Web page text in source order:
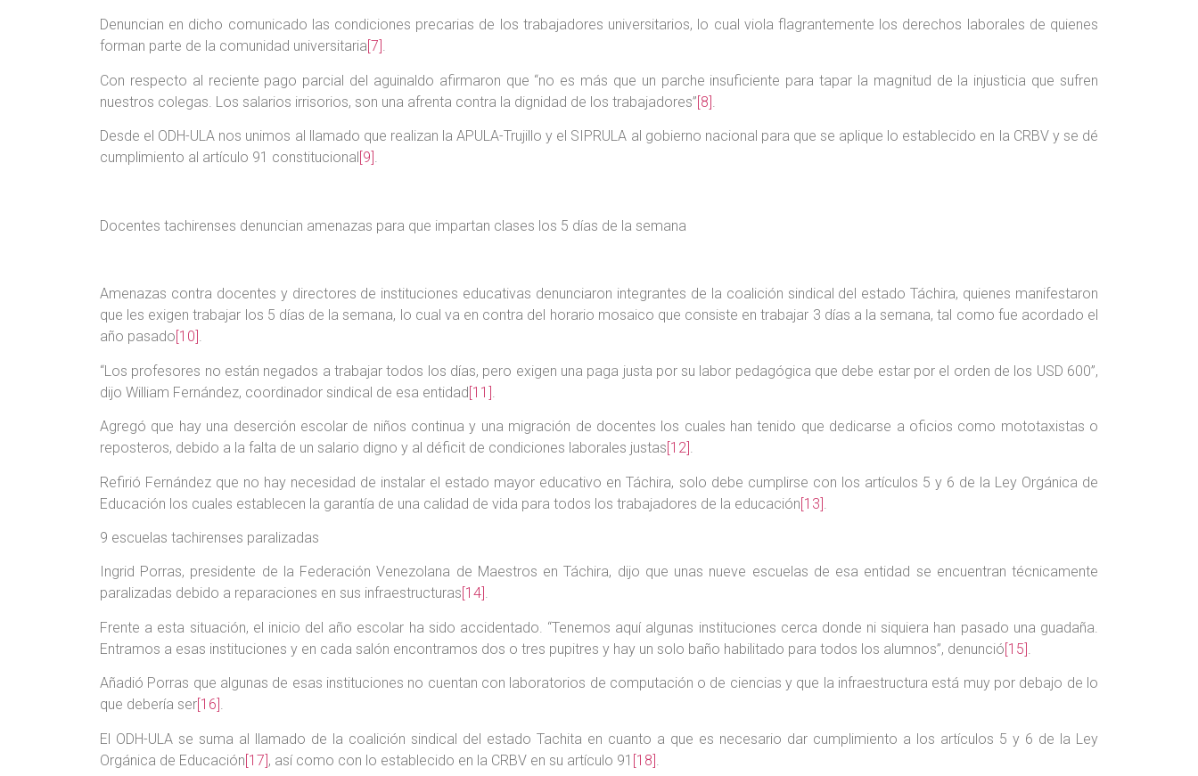
Denuncian en dicho comunicado las condiciones precarias de los trabajadores universitarios, lo cual viola flagrantemente los derechos laborales de quienes
forman parte de la comunidad universitaria[7].
Con respecto al reciente pago parcial del aguinaldo afirmaron que “no es más que un parche insuficiente para tapar la magnitud de la injusticia que sufren
nuestros colegas. Los salarios irrisorios, son una afrenta contra la dignidad de los trabajadores”[8]
Desde el ODH-ULA nos unimos al llamado que realizan la APULA-Trujillo y el SIPRULA al gobierno nacional para que se aplique lo establecido en la CRBV y se dé
cumplimiento al artículo 91 constitucional[9].
Docentes tachirenses denuncian amenazas para que impartan clases los 5 días de la semana
Amenazas contra docentes y directores de instituciones educativas denunciaron integrantes de la coalición sindical del estado Táchira, quienes manifestaron
que les exigen trabajar los 5 días de la semana, lo cual va en contra del horario mosaico que consiste en trabajar 3 días a la semana, tal como fue acordado el
año pasado [10] .
“Los profesores no están negados a trabajar todos los días, pero exigen una paga justa por su labor pedagógica que debe estar por el orden de los USD 600”,
dijo William Fernández, coordinador sindical de esa entidad[11].
Agregó que hay una deserción escolar de niños continua y una migración de docentes los cuales han tenido que dedicarse a oficios como mototaxistas o
reposteros, debido a la falta de un salario digno y al déficit de condiciones laborales justas [12] .
Refirió Fernández que no hay necesidad de instalar el estado mayor educativo en Táchira, solo debe cumplirse con los artículos 5 y 6 de la Ley Orgánica de
Educación los cuales establecen la garantía de una calidad de vida para todos los trabajadores de la educación[13]
9 escuelas tachirenses paralizadas
Ingrid Porras, presidente de la Federación Venezolana de Maestros en Táchira, dijo que unas nueve escuelas de esa entidad se encuentran técnicamente
paralizadas debido a reparaciones en sus infraestructuras [14] .
Frente a esta situación, el inicio del año escolar ha sido accidentado. “Tenemos aquí algunas instituciones cerca donde ni siquiera han pasado una guadaña.
Entramos a esas instituciones y en cada salón encontramos dos o tres pupitres y hay un solo baño habilitado para todos los alumnos”, denunció[15].
Añadió Porras que algunas de esas instituciones no cuentan con laboratorios de computación o de ciencias y que la infraestructura está muy por debajo de lo
que debería ser [16] .
El ODH-ULA se suma al llamado de la coalición sindical del estado Tachita en cuanto a que es necesario dar cumplimiento a los artículos 5 y 6 de la Ley
Orgánica de Educación[17], así como con lo establecido en la CRBV en su artículo 91 [18]